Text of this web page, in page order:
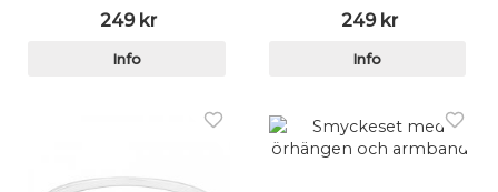
249 kr
Info
249 kr
Info